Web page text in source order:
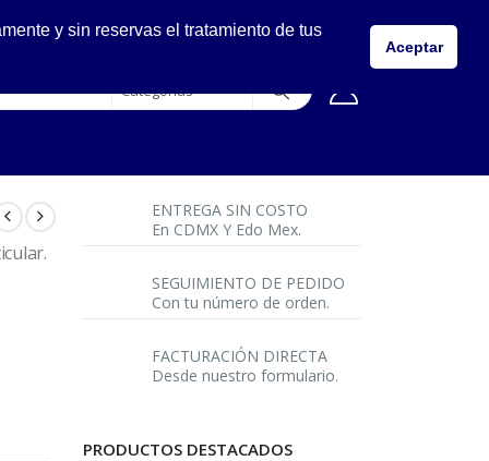
5557149400
ENTREGA SIN COSTO
En CDMX Y Edo Mex.
SEGUIMIENTO DE PEDIDO
Con tu número de orden.
FACTURACIÓN DIRECTA
Desde nuestro formulario.
PRODUCTOS DESTACADOS
y sin reservas el tratamiento de tus
Aceptar